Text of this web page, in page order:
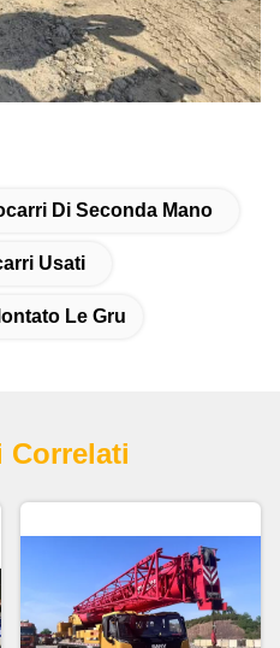
Di Seconda Mano
Usati
Le Gru
Correlati